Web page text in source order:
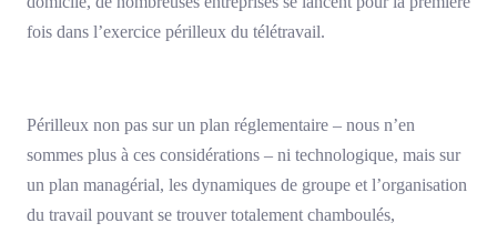
fois dans l’exercice périlleux du télétravail.
Périlleux non pas sur un plan réglementaire – nous n’en
sommes plus à ces considérations – ni technologique, mais sur
un plan managérial, les dynamiques de groupe et l’organisation
du travail pouvant se trouver totalement chamboulés,